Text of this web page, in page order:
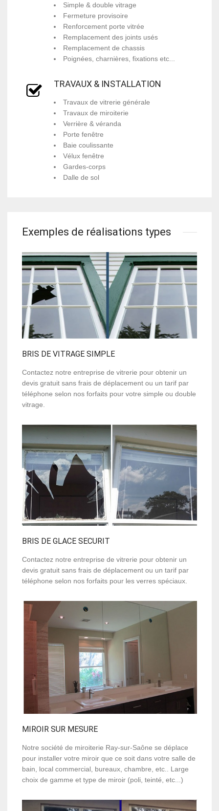
Simple & double vitrage
Fermeture provisoire
Renforcement porte vitrée
Remplacement des joints usés
Remplacement de chassis
Poignées, charnières, fixations etc...
TRAVAUX & INSTALLATION
Travaux de vitrerie générale
Travaux de miroiterie
Verrière & véranda
Porte fenêtre
Baie coulissante
Vélux fenêtre
Gardes-corps
Dalle de sol
Exemples de réalisations types
BRIS DE VITRAGE SIMPLE
Contactez notre entreprise de vitrerie pour obtenir un
devis gratuit sans frais de déplacement ou un tarif par
téléphone selon nos forfaits pour votre simple ou double
vitrage.
BRIS DE GLACE SECURIT
Contactez notre entreprise de vitrerie pour obtenir un
devis gratuit sans frais de déplacement ou un tarif par
téléphone selon nos forfaits pour les verres spéciaux.
MIROIR SUR MESURE
Notre société de miroiterie Ray-sur-Saône se déplace
pour installer votre miroir que ce soit dans votre salle de
bain, local commercial, bureaux, chambre, etc.. Large
choix de gamme et type de miroir (poli, teinté, etc...)